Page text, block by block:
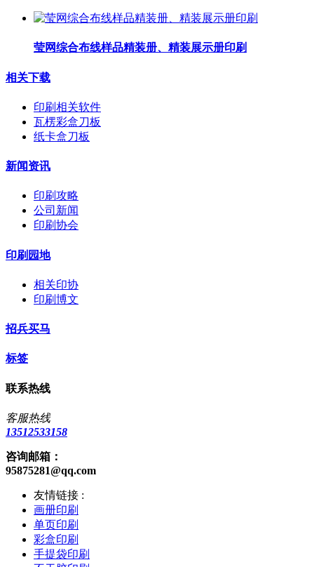
莹网综合布线样品精装册、精装展示册印刷
相关下载
印刷相关软件
瓦楞彩盒刀板
纸卡盒刀板
新闻资讯
印刷攻略
公司新闻
印刷协会
印刷园地
相关印协
印刷博文
招兵买马
标签
联系热线
客服热线
13512533158
咨询邮箱：
95875281@qq.com
友情链接 :
画册印刷
单页印刷
彩盒印刷
手提袋印刷